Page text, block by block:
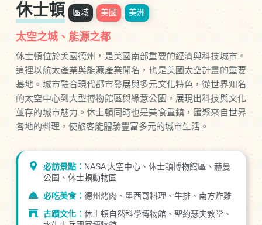
休士頓 區域 美國 美洲
太空之城、能源之都
休士頓位於美國德州，是美國南部重要的經濟與科技城市。
這裡以航太產業與能源產業聞名，也是美國太空計畫的重要
基地。城市融合現代都市發展與多元文化特色，從世界知名
的太空中心到大型博物館區與綠意公園，展現出科技與文化
並存的城市魅力。休士頓同時也是美食重鎮，匯聚來自世界
各地的料理，使旅客能體驗豐富多元的城市生活。
必訪景點： NASA 太空中心、休士頓博物館區、赫曼
公園、休士頓動物園
必吃美食：德州烤肉、墨西哥料理、牛排、南方炸雞
古蹟文化：休士頓自然科學博物館、聖約瑟夫教堂、